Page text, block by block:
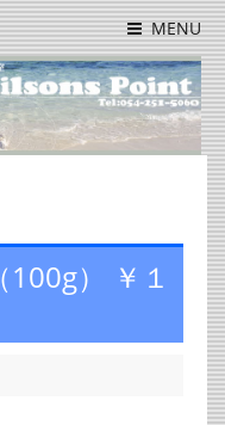
MENU
） ￥１